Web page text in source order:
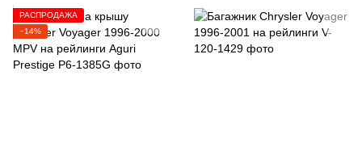
РАСПРОДАЖА
−14%